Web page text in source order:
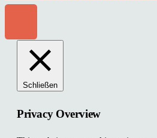
Schließen
Privacy Overview